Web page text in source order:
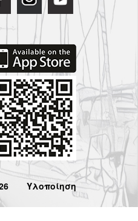
Υλοποίηση